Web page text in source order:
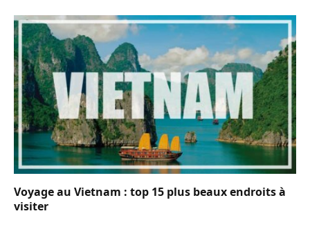
Voyage au Vietnam : top 15 plus beaux endroits à
visiter